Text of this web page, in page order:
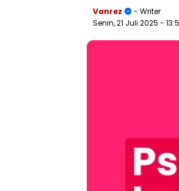
Vanrez
- Writer
Senin, 21 Juli 2025 -